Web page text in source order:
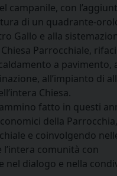
campanile, con
di un quadrante-
Gallo e alla
Parrocchiale,
a pavimento,
all’impianto di
Chiesa.
fatto in questi
della
e coinvolgendo
comunità con
nel dialogo e nella